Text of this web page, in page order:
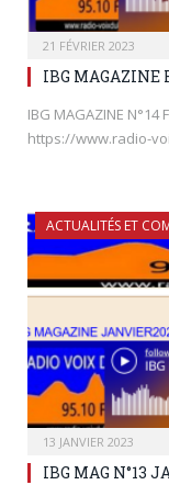
21 FÉVRIER 2023
IBG MAGAZINE
IBG MAGAZINE N°14
https://www.radio-
ACTUALITÉS ET
13 JANVIER 2023
IBG MAG N°13